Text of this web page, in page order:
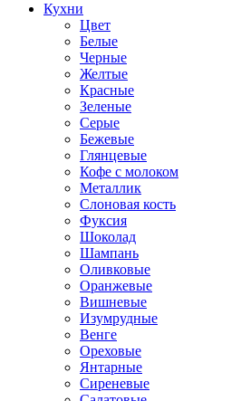
Кухни
Цвет
Белые
Черные
Желтые
Красные
Зеленые
Серые
Бежевые
Глянцевые
Кофе с молоком
Металлик
Слоновая кость
Фуксия
Шоколад
Шампань
Оливковые
Оранжевые
Вишневые
Изумрудные
Венге
Ореховые
Янтарные
Сиреневые